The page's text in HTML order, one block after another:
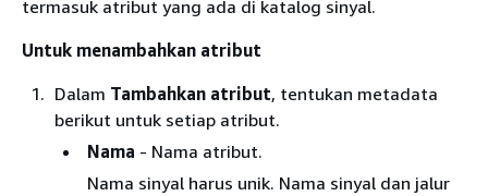
termasuk atribut yang ada di katalog sinyal.
Untuk menambahkan atribut
Dalam Tambahkan atribut, tentukan metadata
berikut untuk setiap atribut.
Nama - Nama atribut.
Nama sinyal harus unik. Nama sinyal dan jalur